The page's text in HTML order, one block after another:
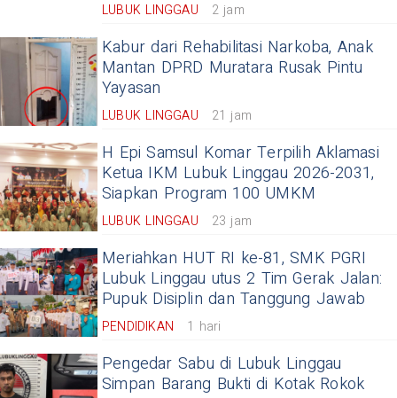
LUBUK LINGGAU 2 jam
Kabur dari Rehabilitasi Narkoba, Anak
Mantan DPRD Muratara Rusak Pintu
Yayasan
LUBUK LINGGAU 21 jam
H Epi Samsul Komar Terpilih Aklamasi
Ketua IKM Lubuk Linggau 2026-2031,
Siapkan Program 100 UMKM
LUBUK LINGGAU 23 jam
Meriahkan HUT RI ke-81, SMK PGRI
Lubuk Linggau utus 2 Tim Gerak Jalan:
Pupuk Disiplin dan Tanggung Jawab
PENDIDIKAN 1 hari
Pengedar Sabu di Lubuk Linggau
Simpan Barang Bukti di Kotak Rokok